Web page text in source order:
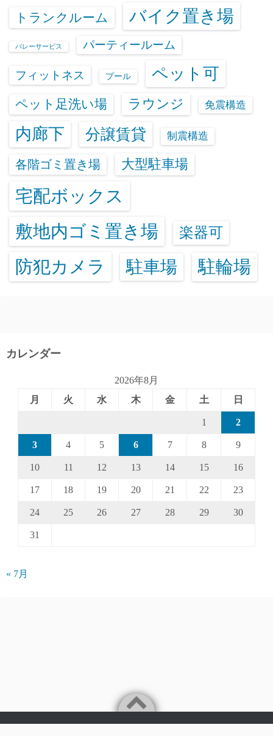
トランクルーム バイク置き場
バレーサービス パーティールーム
フィットネス プール ペット可
ペット足洗い場 ラウンジ 免震構造
内廊下 分譲賃貸 制震構造
各階ゴミ置き場 大型駐車場
宅配ボックス
敷地内ゴミ置き場
楽器可
防犯カメラ 駐車場 駐輪場
カレンダー
2026年8月
月
火 水 木 金 土 日
1 2
3 4 5 6 7 8 9
10 11 12 13 14 15 16
17 18 19 20 21 22 23
24 25 26 27 28 29 30
31
« 7月